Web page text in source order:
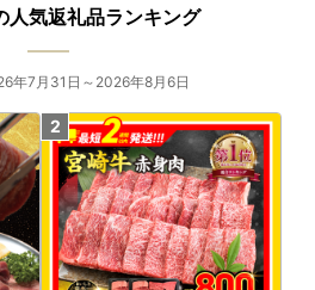
人気返礼品ランキング
年7月31日～2026年8月6日